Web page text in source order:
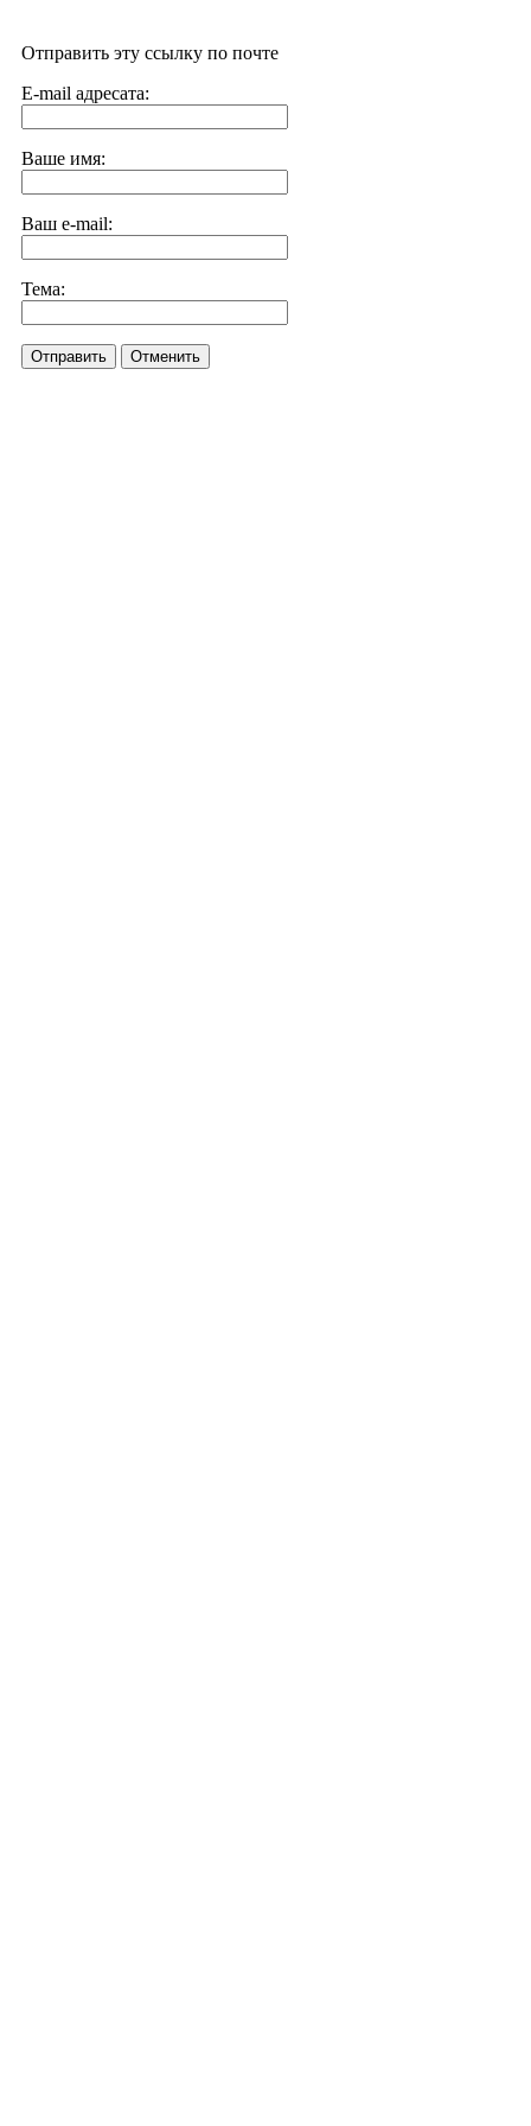
Отправить эту ссылку по почте
E-mail адресата:
Ваше имя:
Ваш e-mail:
Тема:
Отправить Отменить